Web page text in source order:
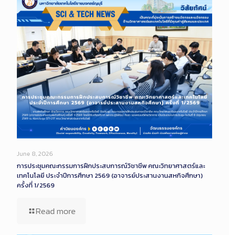
June 8, 2026
การประชุมคณะกรรมการฝึกประสบการณ์วิชาชีพ คณะวิทยาศาสตร์และ
เทคโนโลยี ประจำปีการศึกษา 2569 (อาจารย์ประสานงานสหกิจศึกษา)
ครั้งที่ 1/2569
Read more